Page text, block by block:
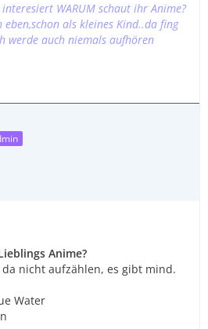
WARUM schaut ihr Anime?
als kleines Kind..da fing
werde auch niemals aufhören
Anime?
nicht aufzählen, es gibt mind.
Water